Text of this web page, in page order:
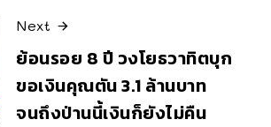
Next
ย้อนรอย 8 ปี วงโยธวาทิตบุก
ขอเงินคุณตัน 3.1 ล้านบาท
จนถึงป่านนี้เงินก็ยังไม่คืน